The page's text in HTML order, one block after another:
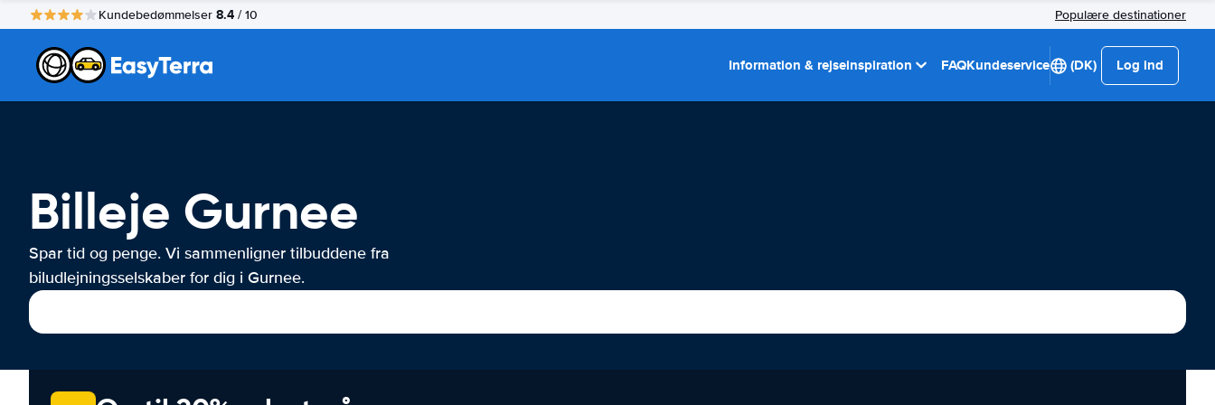
Kundebedømmelser 8.4 / 10 Populære destinationer
Information & rejseinspiration FAQKundeservice (DK) Log ind
Billeje Gurnee
Spar tid og penge. Vi sammenligner tilbuddene fra
biludlejningsselskaber for dig i Gurnee.